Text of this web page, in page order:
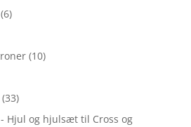
(6)
(10)
(33)
Hjul og hjulsæt til Cross og